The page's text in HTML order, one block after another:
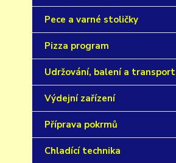
Pece a varné stoličky
Pizza program
Udržování, balení a transport
Výdejní zařízení
Příprava pokrmů
Chladící technika